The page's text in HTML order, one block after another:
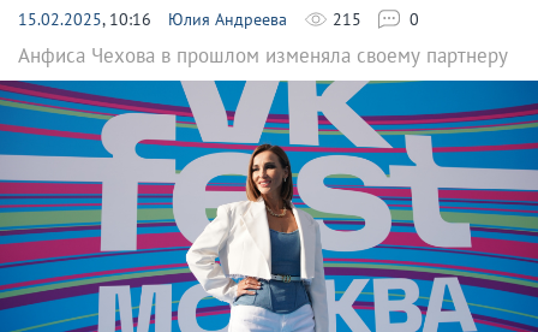
15.02.2025, 10:16 Юлия Андреева 215 0
Анфиса Чехова в прошлом изменяла своему партнеру